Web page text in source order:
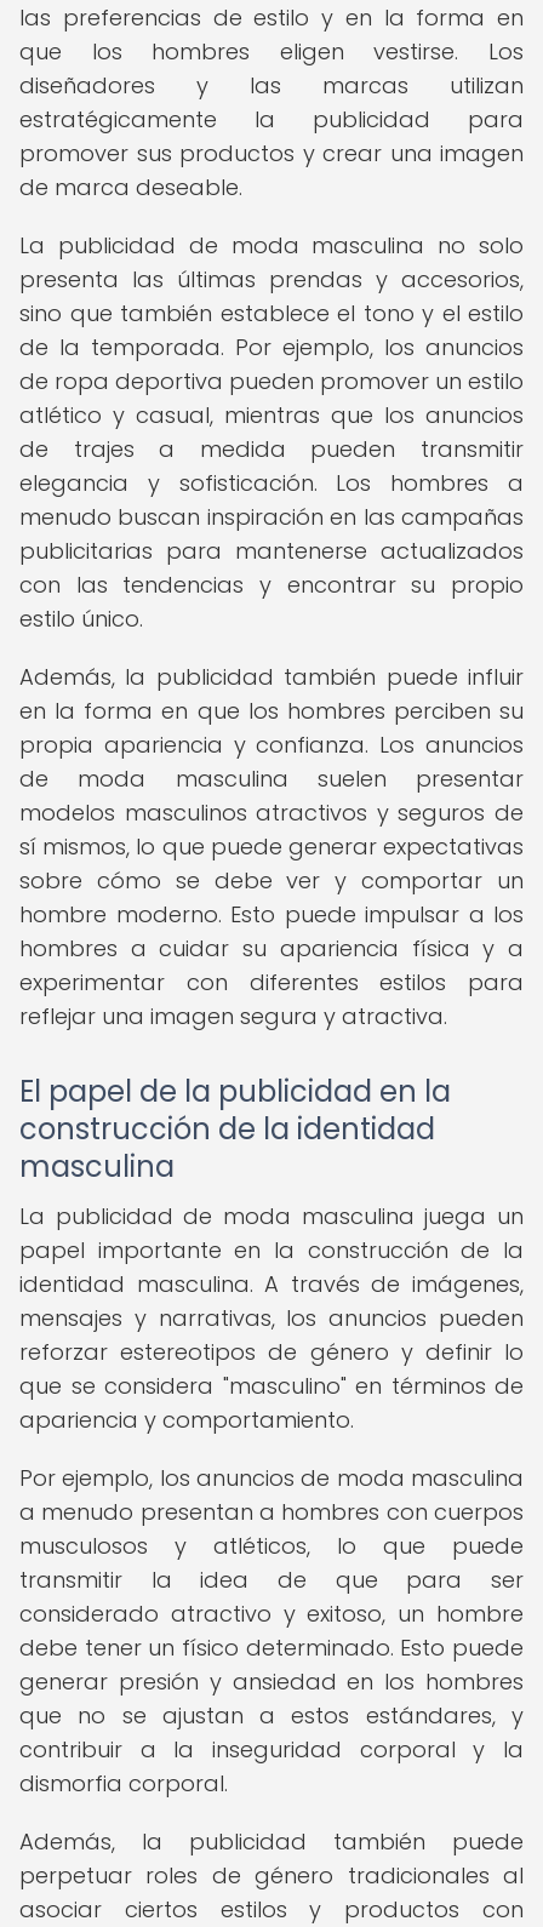
las preferencias de estilo y en la forma en
que los hombres eligen vestirse. Los
diseñadores y las marcas utilizan
estratégicamente la publicidad para
promover sus productos y crear una imagen
de marca deseable.
La publicidad de moda masculina no solo
presenta las últimas prendas y accesorios,
sino que también establece el tono y el estilo
de la temporada. Por ejemplo, los anuncios
de ropa deportiva pueden promover un estilo
atlético y casual, mientras que los anuncios
de trajes a medida pueden transmitir
elegancia y sofisticación. Los hombres a
menudo buscan inspiración en las campañas
publicitarias para mantenerse actualizados
con las tendencias y encontrar su propio
estilo único.
Además, la publicidad también puede influir
en la forma en que los hombres perciben su
propia apariencia y confianza. Los anuncios
de moda masculina suelen presentar
modelos masculinos atractivos y seguros de
sí mismos, lo que puede generar expectativas
sobre cómo se debe ver y comportar un
hombre moderno. Esto puede impulsar a los
hombres a cuidar su apariencia física y a
experimentar con diferentes estilos para
reflejar una imagen segura y atractiva.
El papel de la publicidad en la
construcción de la identidad
masculina
La publicidad de moda masculina juega un
papel importante en la construcción de la
identidad masculina. A través de imágenes,
mensajes y narrativas, los anuncios pueden
reforzar estereotipos de género y definir lo
que se considera "masculino" en términos de
apariencia y comportamiento.
Por ejemplo, los anuncios de moda masculina
a menudo presentan a hombres con cuerpos
musculosos y atléticos, lo que puede
transmitir la idea de que para ser
considerado atractivo y exitoso, un hombre
debe tener un físico determinado. Esto puede
generar presión y ansiedad en los hombres
que no se ajustan a estos estándares, y
contribuir a la inseguridad corporal y la
dismorfia corporal.
Además, la publicidad también puede
perpetuar roles de género tradicionales al
asociar ciertos estilos y productos con